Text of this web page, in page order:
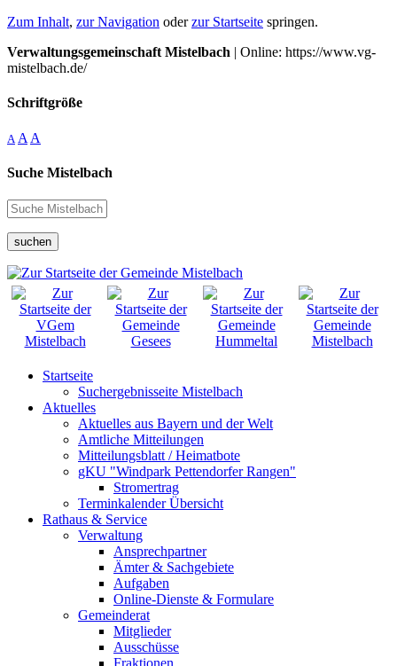
Zum Inhalt, zur Navigation oderzur Startseite springen.
Verwaltungsgemeinschaft Mistelbach | Online: https://www.vg-
mistelbach.de/
Schriftgröße
A A A
Suche Mistelbach
suchen
Startseite
Suchergebnisseite Mistelbach
Aktuelles
Aktuelles aus Bayern und der Welt
Amtliche Mitteilungen
Mitteilungsblatt / Heimatbote
gKU "Windpark Pettendorfer Rangen"
Stromertrag
Terminkalender Übersicht
Rathaus & Service
Verwaltung
Ansprechpartner
Ämter & Sachgebiete
Aufgaben
Online-Dienste & Formulare
Gemeinderat
Mitglieder
Ausschüsse
Fraktionen